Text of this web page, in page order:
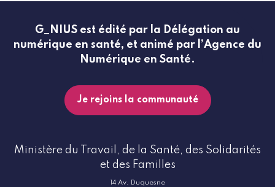
G_NIUS est édité par la Délégation au
numérique en santé, et animé par l’Agence du
Numérique en Santé.
Je rejoins la communauté
Ministère du Travail, de la Santé, des Solidarités
et des Familles
14 Av. Duquesne